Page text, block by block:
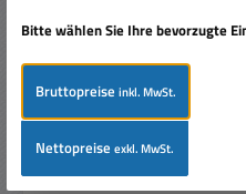
Bitte wählen Sie Ihre bevorzugte
Bruttopreiseinkl. MwSt.
Nettopreiseexkl. MwSt.